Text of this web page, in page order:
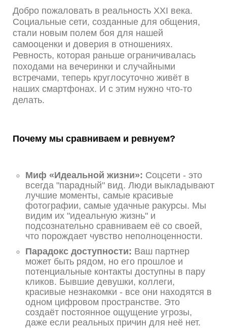
Добро пожаловать в реальность XXI века.
Социальные сети, созданные для общения,
стали новым полем боя для нашей
самооценки и доверия в отношениях.
Ревность, которая раньше ограничивалась
походами на вечеринки и случайными
встречами, теперь круглосуточно живёт в
наших смартфонах. И с этим нужно что-то
делать.
Почему мы сравниваем и ревнуем?
Миф «Идеальной жизни»: Соцсети - это
всегда "парадный" вид. Люди выкладывают
лучшие моменты, самые красивые
фотографии, самые удачные ракурсы. Мы
видим их "идеальную жизнь" и
подсознательно сравниваем её со своей,
что порождает чувство неполноценности.
Парадокс доступности: Ваш партнер
может быть рядом, но его прошлое и
потенциальные контакты доступны в пару
кликов. Бывшие девушки, коллеги,
красивые незнакомки - все они находятся в
одном цифровом пространстве. Это
создаёт постоянное ощущение угрозы,
даже если реальных причин для неё нет.